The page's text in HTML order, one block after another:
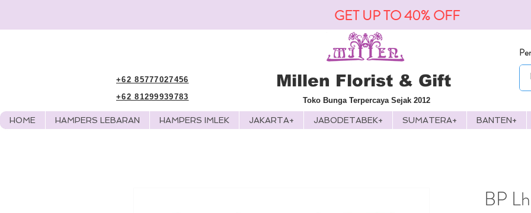
GET UP TO 40% OFF
+62 85777027456
+62 81299939783
Millen Florist & Gift
Toko Bunga Terpercaya Sejak 2012
HOME HAMPERS LEBARAN HAMPERS IMLEK JAKARTA+ JABODETABEK+ SUMATERA+ BANTEN+
BP